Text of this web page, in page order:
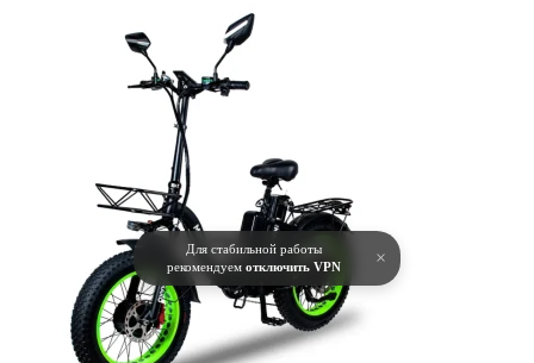
Для стабильной работы
рекомендуем отключить VPN ×